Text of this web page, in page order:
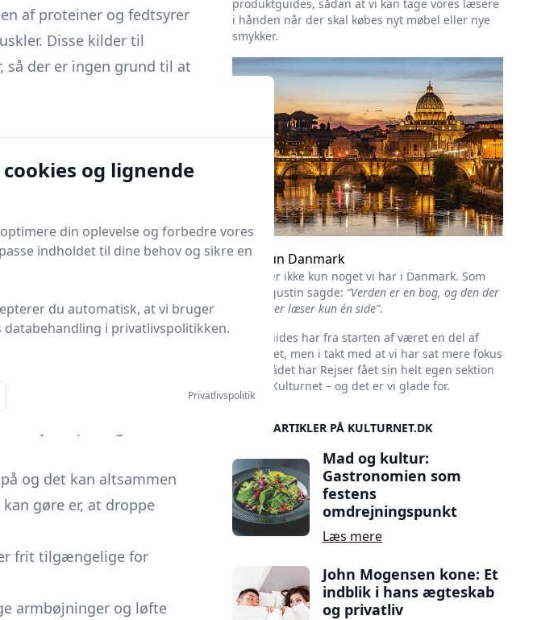
af proteiner og fedtsyrer
Disse kilder til
så der er ingen grund til at
muskler for at opbygge
den mad du spiser.
af dagen og spise
fedt og kulhydrater at
det er delvist at lave din
center. Det kan være
og fryse dem ned,
et proteinpulver
høj literpris og altid
og det kan altsammen
gøre er, at droppe
frit tilgængelige for
armbøjninger og løfte
produktguides, sådan at vi kan tage vores læsere
i hånden når der skal købes nyt møbel eller nye
smykker.
Ikke kun Danmark
Kultur er ikke kun noget vi har i Danmark. Som
Skt. Augustin sagde: “Verden er en bog, og den der
ikke rejser læser kun én side”.
Rejseguides har fra starten af været en del af
Kulturnet, men i takt med at vi har sat mere fokus
på området har Rejser fået sin helt egen sektion
her på Kulturnet – og det er vi glade for.
SIDSTE ARTIKLER PÅ KULTURNET.DK
Mad og kultur:
Gastronomien som
festens
omdrejningspunkt
Læs mere
John Mogensen kone: Et
indblik i hans ægteskab
og privatliv
og lignende
din oplevelse og forbedre vores
indholdet til dine behov og sikre en
du automatisk, at vi bruger
i privatlivspolitikken.
Privatlivspolitik